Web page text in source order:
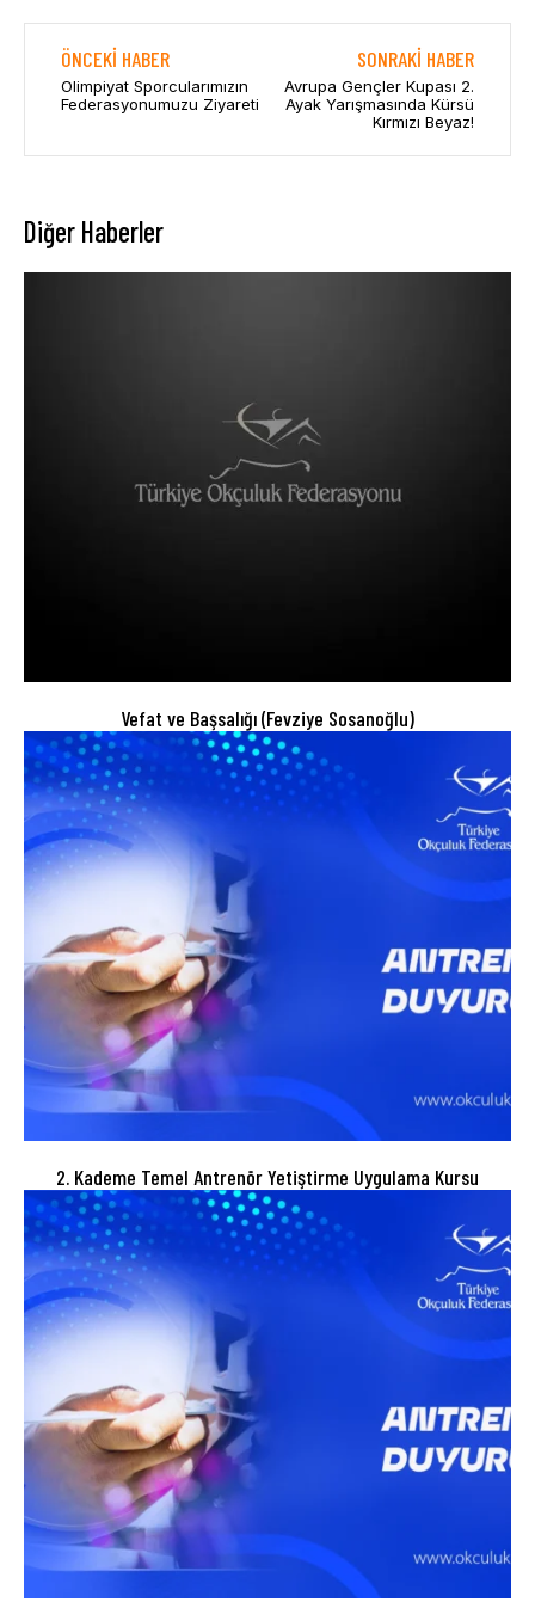
ÖNCEKI HABER
Olimpiyat Sporcularımızın
Federasyonumuzu Ziyareti
SONRAKI HABER
Avrupa Gençler Kupası 2.
Ayak Yarışmasında Kürsü
Kırmızı Beyaz!
Diğer Haberler
Vefat ve Başsalığı (Fevziye Sosanoğlu)
2. Kademe Temel Antrenör Yetiştirme Uygulama Kursu